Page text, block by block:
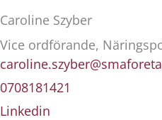
Caroline Szyber
Vice ordförande,
0708181421
Linkedin